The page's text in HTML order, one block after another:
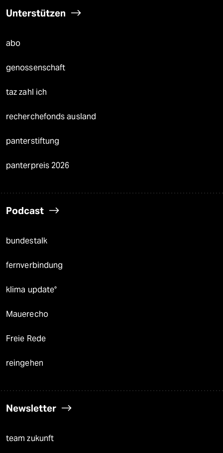
Unterstützen
abo
genossenschaft
taz zahl ich
recherchefonds ausland
panterstiftung
panterpreis 2026
Podcast
bundestalk
fernverbindung
klima update°
Mauerecho
Freie Rede
reingehen
Newsletter
team zukunft